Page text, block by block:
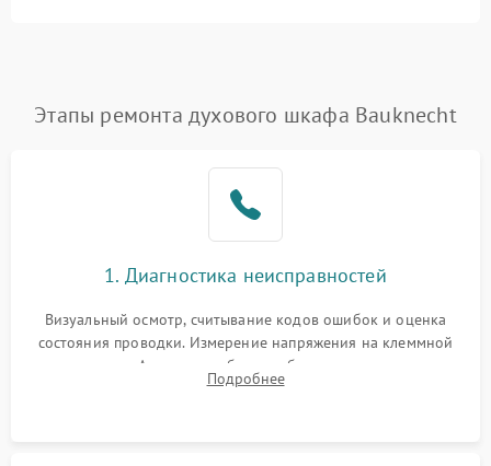
Этапы ремонта духового шкафа Bauknecht
1. Диагностика неисправностей
Визуальный осмотр, считывание кодов ошибок и оценка
состояния проводки. Измерение напряжения на клеммной
колодке. Анализ жалоб на проблемы с нагревом,
конвекцией, панелью управления или блокировкой дверцы.
Подробнее